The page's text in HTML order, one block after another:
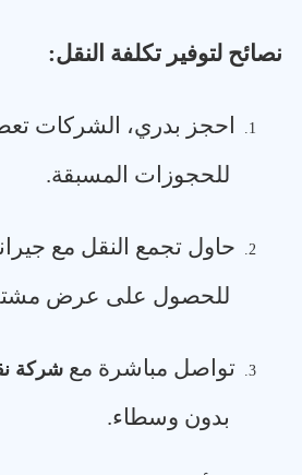
نصائح لتوفير تكلفة النقل:
1.
احجز بدري، الشركات
للحجوزات المسبقة.
2.
حاول تجمع النقل مع
للحصول على عرض
3. تواصل مباشرة مع شركة
بدون وسطاء.